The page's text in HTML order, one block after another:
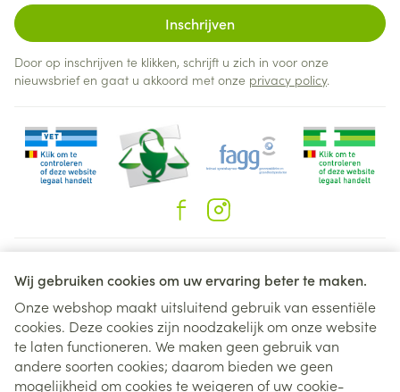
Wij gebruiken cookies om uw ervaring beter te maken.
Onze webshop maakt uitsluitend gebruik van essentiële
cookies. Deze cookies zijn noodzakelijk om onze website
te laten functioneren. We maken geen gebruik van
andere soorten cookies; daarom bieden we geen
mogelijkheid om cookies te weigeren of uw cookie-
Inschrijven
Door op inschrijven te klikken, schrijft u zich in voor onze
nieuwsbrief en gaat u akkoord met onze privacy policy.
Juridische links